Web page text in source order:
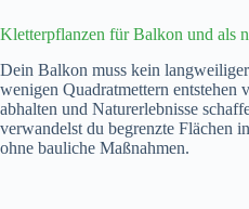
Kletterpflanzen für Balkon und als
Dein Balkon muss kein
wenigen Quadratmettern entstehen
abhalten und Naturerlebnisse
verwandelst du begrenzte Flächen
ohne bauliche Maßnahmen.